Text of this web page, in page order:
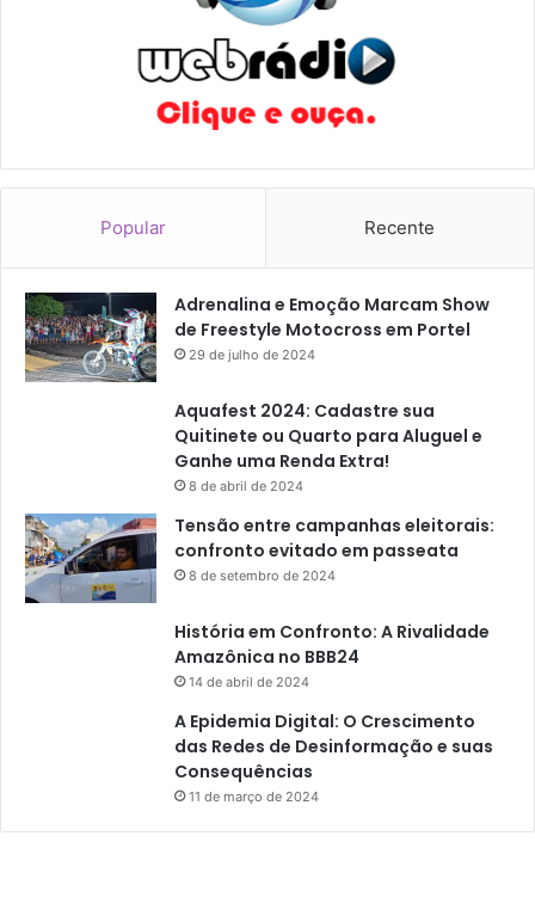
Popular Recente
Adrenalina e Emoção Marcam Show
de Freestyle Motocross em Portel
29 de julho de 2024
Aquafest 2024: Cadastre sua
Quitinete ou Quarto para Aluguel e
Ganhe uma Renda Extra!
8 de abril de 2024
Tensão entre campanhas eleitorais:
confronto evitado em passeata
8 de setembro de 2024
História em Confronto: A Rivalidade
Amazônica no BBB24
14 de abril de 2024
A Epidemia Digital: O Crescimento
das Redes de Desinformação e suas
Consequências
11 de março de 2024